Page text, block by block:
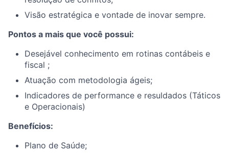
Visão estratégica e vontade de inovar sempre.
Pontos a mais que você possui:
Desejável conhecimento em rotinas contábeis e
fiscal ;
Atuação com metodologia ágeis;
Indicadores de performance e resuldados (Táticos
e Operacionais)
Benefícios:
Plano de Saúde;